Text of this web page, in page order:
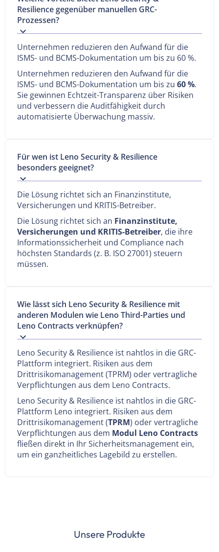
Resilience gegenüber manuellen GRC-
Prozessen?
Unternehmen reduzieren den Aufwand für die
ISMS- und BCMS-Dokumentation um bis zu 60 %.
Unternehmen reduzieren den Aufwand für die
ISMS- und BCMS-Dokumentation um bis zu 60 %.
Sie gewinnen Echtzeit-Transparenz über Risiken
und verbessern die Auditfähigkeit durch
automatisierte Überwachung massiv.
Für wen ist Leno Security & Resilience
besonders geeignet?
Die Lösung richtet sich an Finanzinstitute,
Versicherungen und KRITIS-Betreiber.
Die Lösung richtet sich an Finanzinstitute,
Versicherungen und KRITIS-Betreiber, die ihre
Informationssicherheit und Compliance nach
höchsten Standards (z. B. ISO 27001) steuern
müssen.
Wie lässt sich Leno Security & Resilience mit
anderen Modulen wie Leno Third-Parties und
Leno Contracts verknüpfen?
Leno Security & Resilience ist nahtlos in die GRC-
Plattform integriert. Risiken aus dem
Drittrisikomanagement (TPRM) oder vertragliche
Verpflichtungen aus dem Leno Contracts.
Leno Security & Resilience ist nahtlos in die GRC-
Plattform Leno integriert. Risiken aus dem
Drittrisikomanagement (TPRM) oder vertragliche
Verpflichtungen aus dem Modul Leno Contracts
fließen direkt in Ihr Sicherheitsmanagement ein,
um ein ganzheitliches Lagebild zu erstellen.
Unsere Produkte